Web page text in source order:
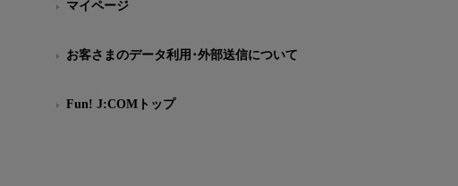
マイページ
お客さまのデータ利用･外部送信について
Fun! J:COMトップ